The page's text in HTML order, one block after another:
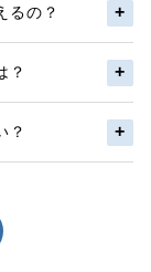
るの？
？
？